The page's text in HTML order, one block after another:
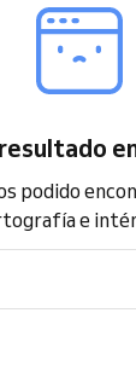
podido
e